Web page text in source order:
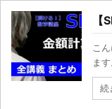
こ
ま
続